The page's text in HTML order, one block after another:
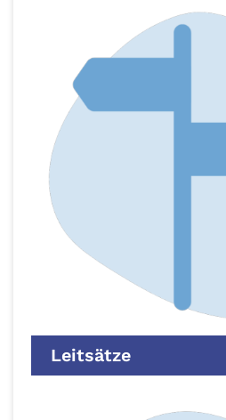
Leitsätze